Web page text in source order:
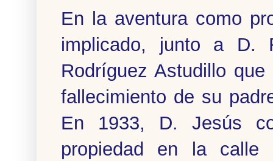
En la aventura como
implicado, junto a D.
Rodríguez Astudillo
fallecimiento de su
En 1933, D. Jesús
propiedad en la calle